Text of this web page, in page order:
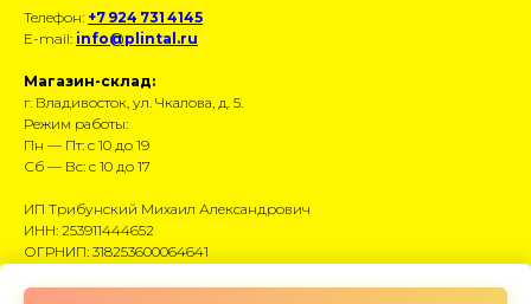
Телефон: +7 924 731 4145
E-mail: info@plintal.ru
Магазин-склад:
г. Владивосток, ул. Чкалова, д. 5.
Режим работы:
Пн — Пт: с 10 до 19
Сб — Вс: с 10 до 17
ИП Трибунский Михаил Александрович
ИНН: 253911444652
ОГРНИП: 318253600064641
Размещённые данные носят информационный